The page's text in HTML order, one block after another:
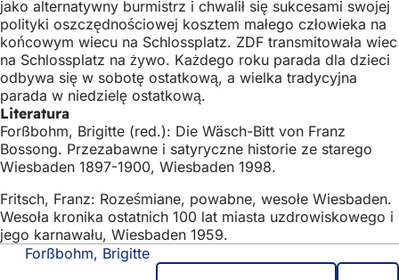
jako alternatywny burmistrz i chwalił się sukcesami swojej
polityki oszczędnościowej kosztem małego człowieka na
końcowym wiecu na Schlossplatz. ZDF transmitowała wiec
na Schlossplatz na żywo. Każdego roku parada dla dzieci
odbywa się w sobotę ostatkową, a wielka tradycyjna
parada w niedzielę ostatkową.
Literatura
Forßbohm, Brigitte (red.): Die Wäsch-Bitt von Franz
Bossong. Przezabawne i satyryczne historie ze starego
Wiesbaden 1897-1900, Wiesbaden 1998.
Fritsch, Franz: Roześmiane, powabne, wesołe Wiesbaden.
Wesoła kronika ostatnich 100 lat miasta uzdrowiskowego i
jego karnawału, Wiesbaden 1959.
Forßbohm, Brigitte